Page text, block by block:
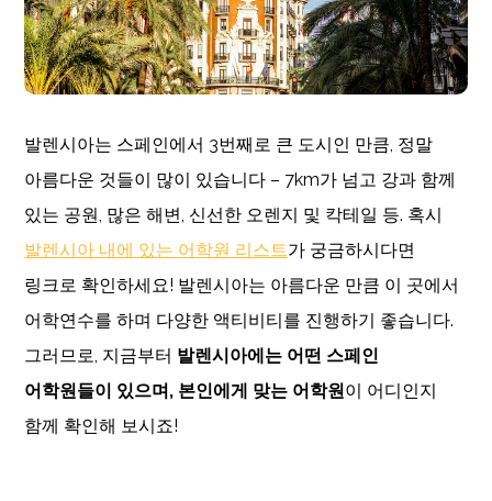
발렌시아는 스페인에서 3번째로 큰 도시인 만큼, 정말
아름다운 것들이 많이 있습니다 – 7km가 넘고 강과 함께
있는 공원, 많은 해변, 신선한 오렌지 및 칵테일 등. 혹시
발렌시아 내에 있는 어학원 리스트가 궁금하시다면
링크로 확인하세요! 발렌시아는 아름다운 만큼 이 곳에서
어학연수를 하며 다양한 액티비티를 진행하기 좋습니다.
그러므로, 지금부터 발렌시아에는 어떤 스페인
어학원들이 있으며, 본인에게 맞는 어학원이 어디인지
함께 확인해 보시죠!